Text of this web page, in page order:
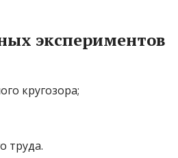
экспериментов
кругозора;
труда.